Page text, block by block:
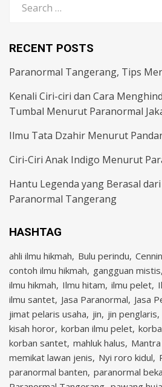
for:
RECENT POSTS
Paranormal Tangerang, Tips
Kenali Ciri-ciri dan Cara
Tumbal Menurut Paranormal
Ilmu Tata Dzahir Menurut
Ciri-Ciri Anak Indigo Menurut
Hantu Legenda yang Berasal
Paranormal Tangerang
HASHTAG
ahli ilmu hikmah Bulu perindu
contoh ilmu hikmah gangguan mistis
ilmu hikmah Ilmu hitam ilmu pelet
ilmu santet Jasa Paranormal Jasa
jimat pelaris usaha jin jin penglaris
kisah horor korban ilmu pelet
korban santet mahluk halus
memikat lawan jenis Nyi roro kidul
paranormal banten paranormal